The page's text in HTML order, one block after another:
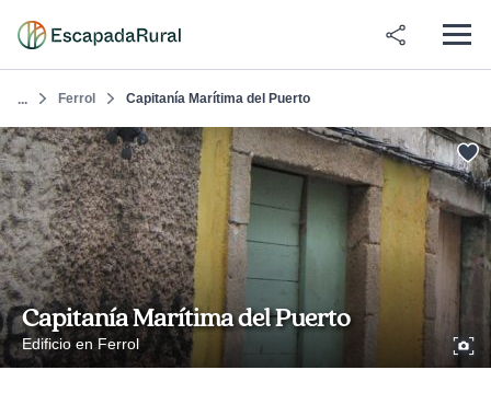
... Ferrol Capitanía Marítima del Puerto
Capitanía Marítima del Puerto
Edificio en Ferrol